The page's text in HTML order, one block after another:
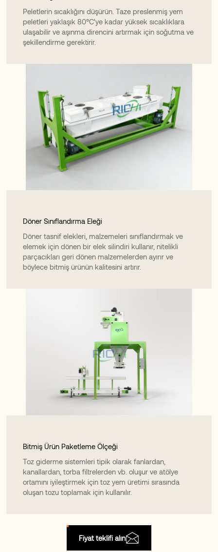
Peletlerin sıcaklığını düşürün. Taze preslenmiş yem
peletleri yaklaşık 80°C'ye kadar yüksek sıcaklıklara
ulaşabilir ve aşınma direncini artırmak için soğutma ve
şekillendirme gerektirir.
Döner Sınıflandırma Eleği
Döner tasnif elekleri, malzemeleri sınıflandırmak ve
elemek için dönen bir elek silindiri kullanır, nitelikli
parçacıkları geri dönen malzemelerden ayırır ve
böylece bitmiş ürünün kalitesini artırır.
Bitmiş Ürün Paketleme Ölçeği
Toz giderme sistemleri tipik olarak fanlardan,
kanallardan, torba filtrelerden vb. oluşur ve atölye
ortamını iyileştirmek için toz yem üretimi sırasında
oluşan tozu toplamak için kullanılır.
Fiyat teklifi alın